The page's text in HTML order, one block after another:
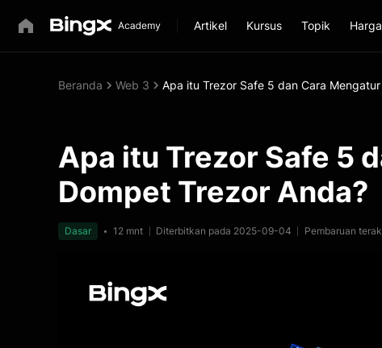
Artikel Kursus Topik
Beranda Web 3 Apa itu Trezor Safe 5 dan Cara
Apa itu Trezor Safe 5
Dompet Trezor Anda?
Dasar 12 mnt Diterbitkan pada 2025-09-04 Pembaruan